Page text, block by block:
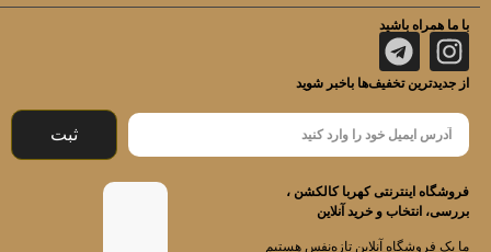
با ما همراه باشید
از جدیدترین تخفیف‌ها باخبر شوید
ثبت
فروشگاه اینترنتی کهربا کالکشن ،
بررسی، انتخاب و خرید آنلاین
ما یک فروشگاه آنلاین تازه‌نفس هستیم